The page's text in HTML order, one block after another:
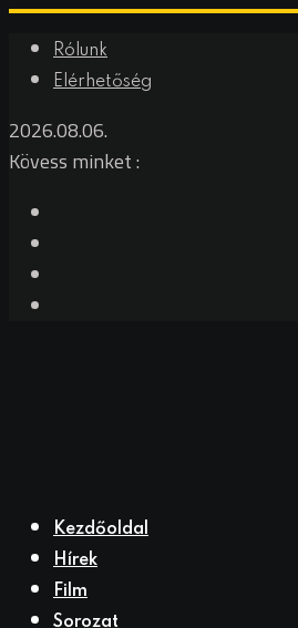
Rólunk
Elérhetőség
2026.08.06.
Kövess minket :
Kezdőoldal
Hírek
Film
Sorozat